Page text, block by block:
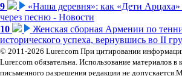
9
«Наша деревня»: как «Дети
через песню - Новости
10
Женская сборная Армении по
исторического успеха, вернувшись во II
© 2011-2026 Lurer.com При цитировании
Lurer.com обязательна. Использование материалов в
письменного разрешения редакции не